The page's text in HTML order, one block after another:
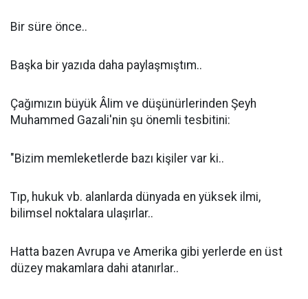
Bir süre önce..
Başka bir yazıda daha paylaşmıştım..
Çağımızın büyük Âlim ve düşünürlerinden Şeyh
Muhammed Gazali'nin şu önemli tesbitini:
"Bizim memleketlerde bazı kişiler var ki..
Tıp, hukuk vb. alanlarda dünyada en yüksek ilmi,
bilimsel noktalara ulaşırlar..
Hatta bazen Avrupa ve Amerika gibi yerlerde en üst
düzey makamlara dahi atanırlar..